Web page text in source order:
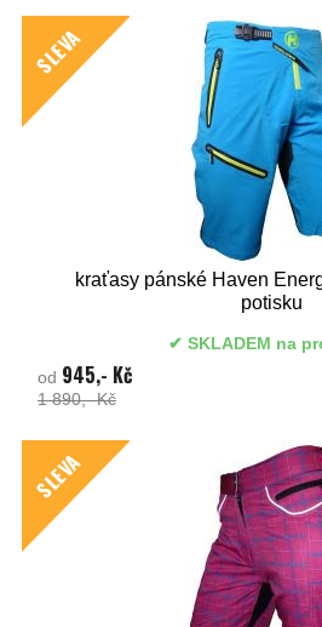
SLEVA
kraťasy pánské Haven
potisku
SKLADEM na
od 945,- Kč
1 890,- Kč
SLEVA